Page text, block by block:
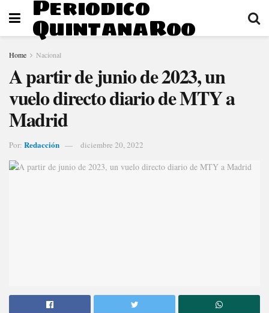
Periodico
QuintanaRoo
Home Nacional
A partir de junio de 2023, un
vuelo directo diario de MTY a
Madrid
Por: Redacción diciembre 20, 2022